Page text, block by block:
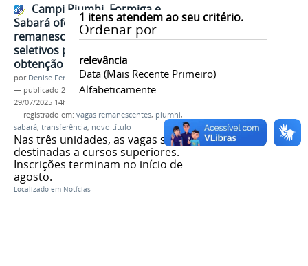
1 itens atendem ao seu critério.
Ordenar por
relevância
Data (mais Recente Primeiro)
Alfabeticamente
Campi Piumhi, Formiga e
Sabará ofertam vagas
remanescentes em processos
seletivos para transferência e
obtenção de novo título
por Denise Ferreira dos Santos
— publicado 28/07/2025—última modificação
29/07/2025 14h09
— registrado em: vagas remanescentes, piumhi,
sabará, transferência, novo título
Nas três unidades, as vagas são
destinadas a cursos superiores.
Inscrições terminam no início de
agosto.
Localizado em Notícias